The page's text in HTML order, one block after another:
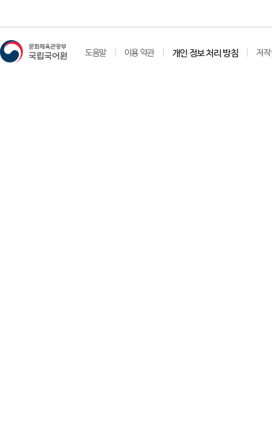
도움말 이용 약관 개인 정보 처리 방침 저